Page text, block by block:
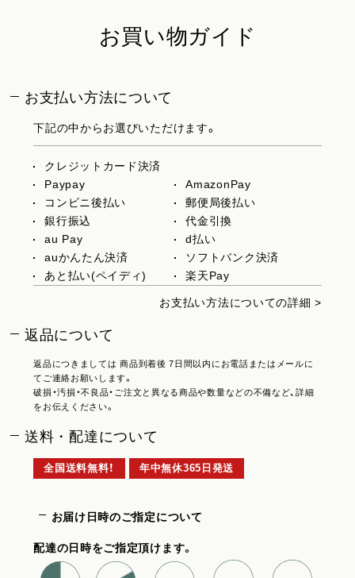
お買い物ガイド
お支払い方法について
下記の中からお選びいただけます。
クレジットカード決済
Paypay
AmazonPay
コンビニ後払い
郵便局後払い
銀行振込
代金引換
au Pay
d払い
auかんたん決済
ソフトバンク決済
あと払い(ペイディ)
楽天Pay
お支払い方法についての詳細 >
返品について
返品につきましては 商品到着後 7日間以内にお電話またはメールに
てご連絡お願いします。
破損・汚損・不良品・ご注文と異なる商品や数量などの不備など、詳細
をお伝えください。
送料・配達について
全国送料無料！ 年中無休365日発送
お届け日時のご指定について
配達の日時をご指定頂けます。